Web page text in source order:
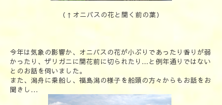
（↑オニバスの花と開く前の葉）
今年は気象の影響か、オニバスの花が小ぶりであったり香りが弱
かったり、ザリガニに開花前に切られたり…と例年通りではない
とのお話を伺いました。
また、潟舟に乗船し、福島潟の様子を船頭の方々からもお話をお
聞きし...